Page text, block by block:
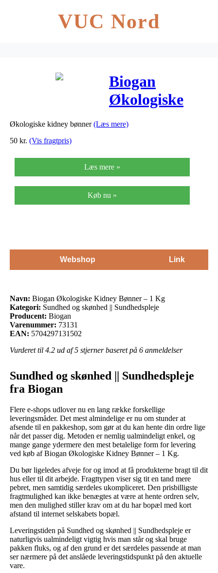
VUC Nord
Biogan
Økologiske
Kidney
Økologiske kidney bønner(Læs mere)
50 kr. (Vis fragtpris)
Læs mere »
Køb nu »
Webshop Link
Navn: Biogan Økologiske Kidney Bønner – 1 Kg
Kategori: Sundhed og skønhed || Sundhedspleje
Producent: Biogan
Varenummer: 73131
EAN: 5704297131502
Vurderet til 4.2 ud af 5 stjerner baseret på 6 anmeldelser
Sundhed og skønhed || Sundhedspleje
fra Biogan
Flere e-shops udlover nu en lang række forskellige
leveringsmåder. Det mest almindelige er nu om stunder at
afsende til en pakkeshop, som gør at du kan hente din ordre lige
når det passer dig. Metoden er nemlig ualmindeligt enkel, og
mange gange ydermere den mest betalelige form for levering
ved køb af Biogan Økologiske Kidney Bønner – 1 Kg.
Du bør ligeledes afveje for og imod at få produkterne bragt til dit
hus eller til dit arbejde. Fragttypen viser sig tit en tand mere
pebret, men samtidig særdeles ukompliceret. Den prisbilligste
fragtmulighed kan ikke benægtes at være at hente ordren selv,
men den mulighed stiller krav om at du har bopæl med kort
afstand til internet selskabets bopæl.
Leveringstiden på Sundhed og skønhed || Sundhedspleje er
naturligvis ualmindeligt vigtig hvis man står og skal bruge
pakken fluks, og af den grund er det særdeles passende at man
ser nærmere på det anslåede leveringstidspunkt på den aktuelle
vare.